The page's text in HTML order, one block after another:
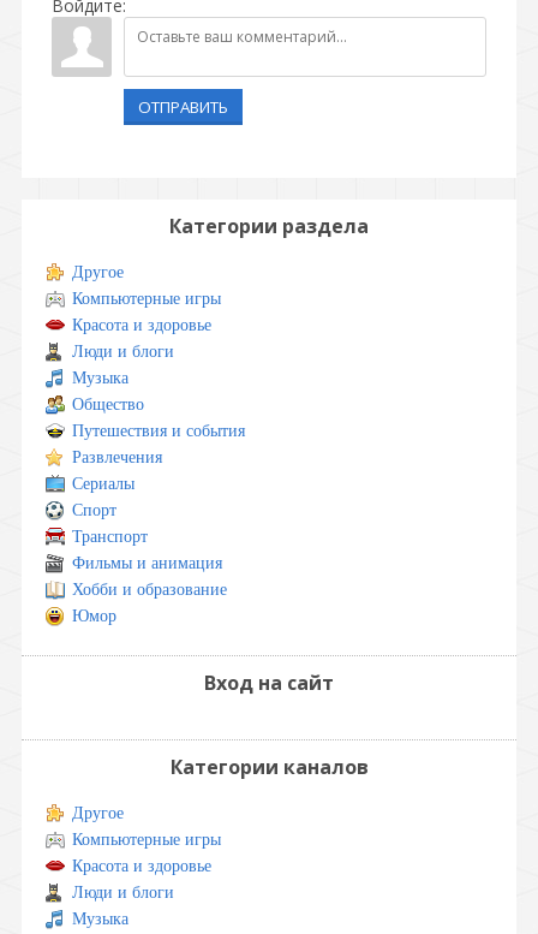
Войдите:
ОТПРАВИТЬ
Категории раздела
Другое
Компьютерные игры
Красота и здоровье
Люди и блоги
Музыка
Общество
Путешествия и события
Развлечения
Сериалы
Спорт
Транспорт
Фильмы и анимация
Хобби и образование
Юмор
Вход на сайт
Категории каналов
Другое
Компьютерные игры
Красота и здоровье
Люди и блоги
Музыка